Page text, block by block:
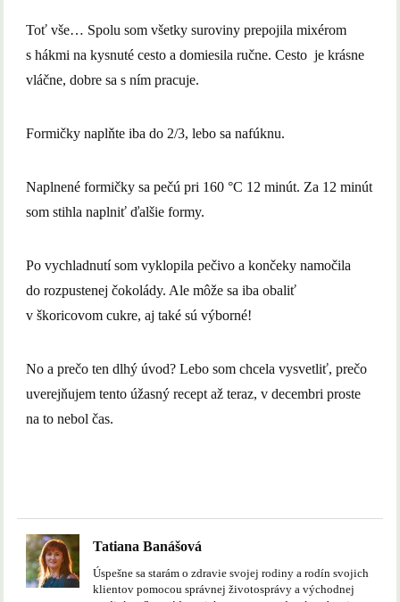
Toť vše… Spolu som všetky suroviny prepojila mixérom
s hákmi na kysnuté cesto a domiesila ručne. Cesto je krásne
vláčne, dobre sa s ním pracuje.
Formičky naplňte iba do 2/3, lebo sa nafúknu.
Naplnené formičky sa pečú pri 160 °C 12 minút. Za 12 minút
som stihla naplniť ďalšie formy.
Po vychladnutí som vyklopila pečivo a končeky namočila
do rozpustenej čokolády. Ale môže sa iba obaliť
v škoricovom cukre, aj také sú výborné!
No a prečo ten dlhý úvod? Lebo som chcela vysvetliť, prečo
uverejňujem tento úžasný recept až teraz, v decembri proste
na to nebol čas.
Tatiana Banášová
Úspešne sa starám o zdravie svojej rodiny a rodín svojich
klientov pomocou správnej životosprávy a východnej